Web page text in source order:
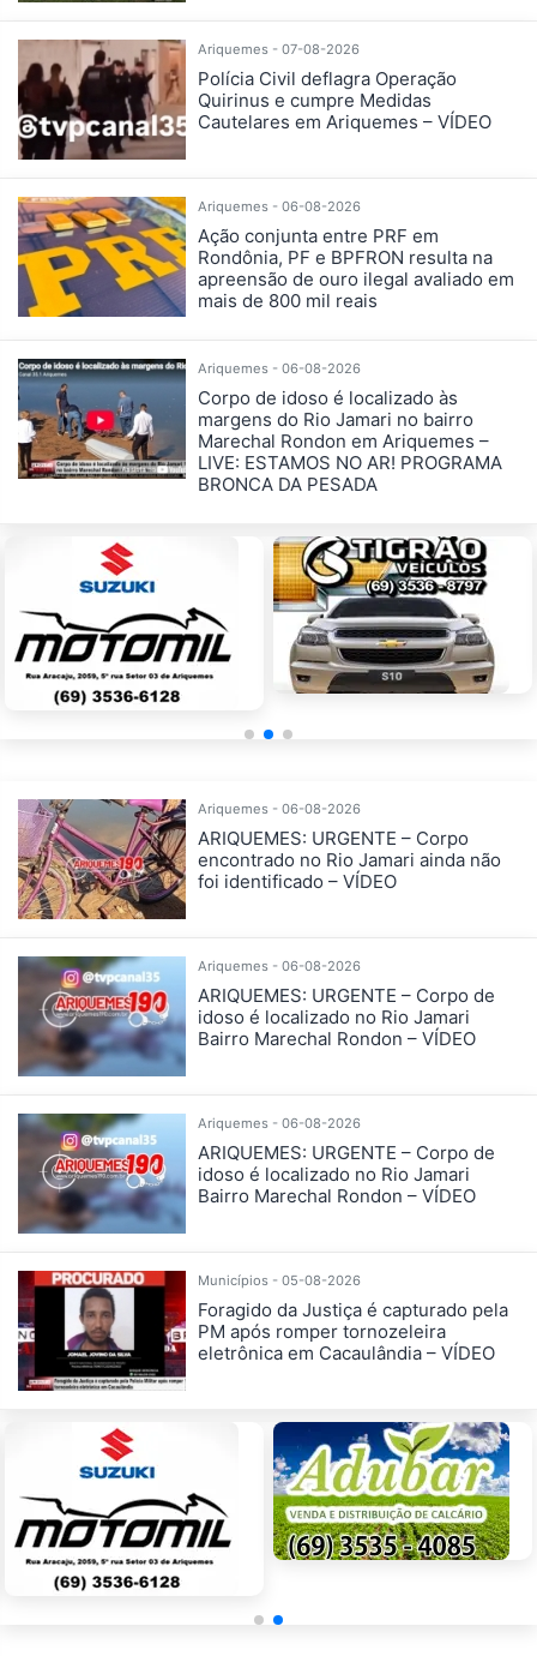
Ariquemes - 07-08-2026
Polícia Civil deflagra Operação
Quirinus e cumpre Medidas
Cautelares em Ariquemes – VÍDEO
Ariquemes - 06-08-2026
Ação conjunta entre PRF em
Rondônia, PF e BPFRON resulta na
apreensão de ouro ilegal avaliado em
mais de 800 mil reais
Ariquemes - 06-08-2026
Corpo de idoso é localizado às
margens do Rio Jamari no bairro
Marechal Rondon em Ariquemes –
LIVE: ESTAMOS NO AR! PROGRAMA
BRONCA DA PESADA
Ariquemes - 06-08-2026
ARIQUEMES: URGENTE – Corpo
encontrado no Rio Jamari ainda não
foi identificado – VÍDEO
Ariquemes - 06-08-2026
ARIQUEMES: URGENTE – Corpo de
idoso é localizado no Rio Jamari
Bairro Marechal Rondon – VÍDEO
Ariquemes - 06-08-2026
ARIQUEMES: URGENTE – Corpo de
idoso é localizado no Rio Jamari
Bairro Marechal Rondon – VÍDEO
Municípios - 05-08-2026
Foragido da Justiça é capturado pela
PM após romper tornozeleira
eletrônica em Cacaulândia – VÍDEO